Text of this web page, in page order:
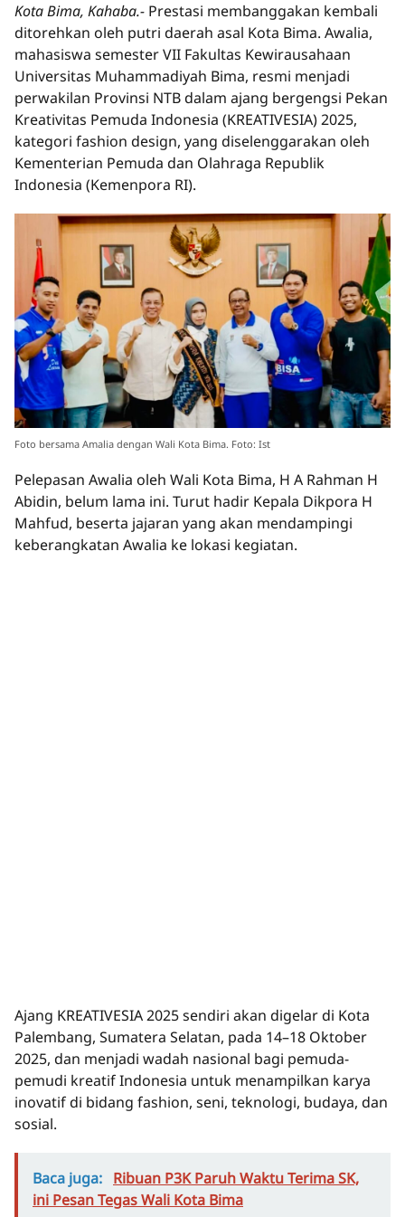
Kota Bima, Kahaba.- Prestasi membanggakan kembali
ditorehkan oleh putri daerah asal Kota Bima. Awalia,
mahasiswa semester VII Fakultas Kewirausahaan
Universitas Muhammadiyah Bima, resmi menjadi
perwakilan Provinsi NTB dalam ajang bergengsi Pekan
Kreativitas Pemuda Indonesia (KREATIVESIA) 2025,
kategori fashion design, yang diselenggarakan oleh
Kementerian Pemuda dan Olahraga Republik
Indonesia (Kemenpora RI).
Foto bersama Amalia dengan Wali Kota Bima. Foto: Ist
Pelepasan Awalia oleh Wali Kota Bima, H A Rahman H
Abidin, belum lama ini. Turut hadir Kepala Dikpora H
Mahfud, beserta jajaran yang akan mendampingi
keberangkatan Awalia ke lokasi kegiatan.
Ajang KREATIVESIA 2025 sendiri akan digelar di Kota
Palembang, Sumatera Selatan, pada 14–18 Oktober
2025, dan menjadi wadah nasional bagi pemuda-
pemudi kreatif Indonesia untuk menampilkan karya
inovatif di bidang fashion, seni, teknologi, budaya, dan
sosial.
Baca juga: Ribuan P3K Paruh Waktu Terima SK,
ini Pesan Tegas Wali Kota Bima